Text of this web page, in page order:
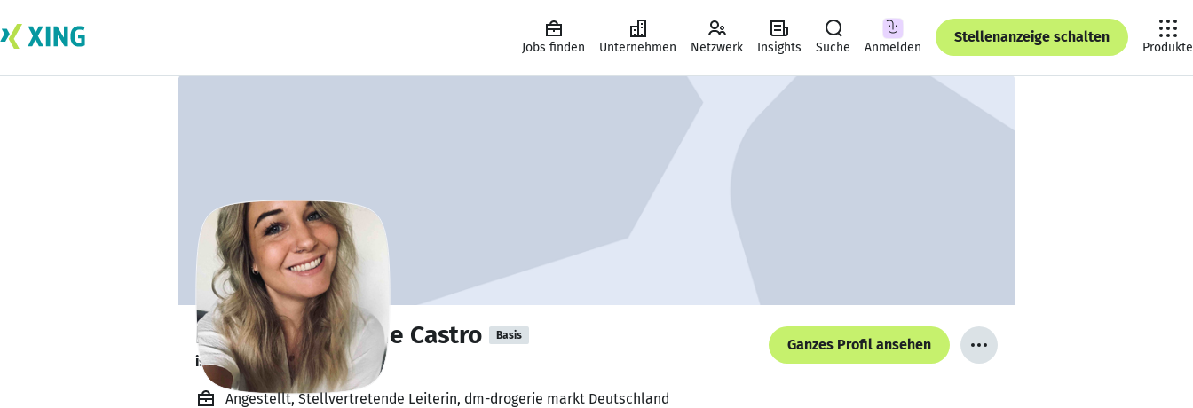
Jobs finden Unternehmen Netzwerk Insights Suche Anmelden
Stellenanzeige schalten
Produkte
Nicole Carneiro de Castro Basis
ist in Elternzeit. 👶
Ganzes Profil ansehen
Angestellt, Stellvertretende Leiterin, dm-drogerie markt Deutschland